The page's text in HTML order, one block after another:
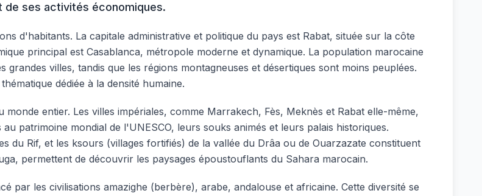
de ses activités économiques.
d'habitants. La capitale administrative et politique du pays est Rabat, située sur la côte
principal est Casablanca, métropole moderne et dynamique. La population marocaine
villes, tandis que les régions montagneuses et désertiques sont moins peuplées.
thématique dédiée à la densité humaine.
entier. Les villes impériales, comme Marrakech, Fès, Meknès et Rabat elle-même,
patrimoine mondial de l'UNESCO, leurs souks animés et leurs palais historiques.
du Rif, et les ksours (villages fortifiés) de la vallée du Drâa ou de Ouarzazate constituent
permettent de découvrir les paysages époustouflants du Sahara marocain.
par les civilisations amazighe (berbère), arabe, andalouse et africaine. Cette diversité se